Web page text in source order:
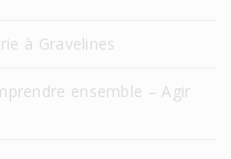
à Gravelines
ensemble – Agir